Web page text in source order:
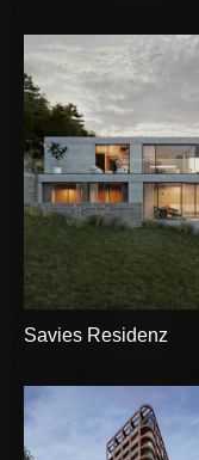
Savies Residenz